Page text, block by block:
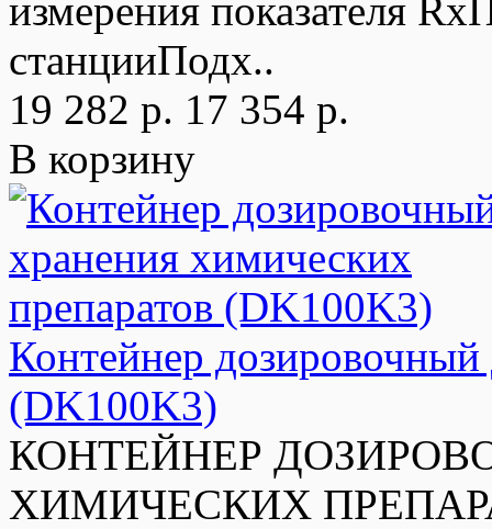
измерения показателя
станцииПодх..
19 282 р. 17 354 р.
В корзину
Контейнер
(DK100K3)
КОНТЕЙНЕР
ХИМИЧЕСКИХ